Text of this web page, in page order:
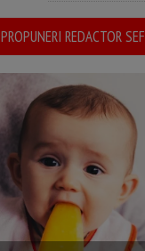
PROPUNERI REDACTOR SEF